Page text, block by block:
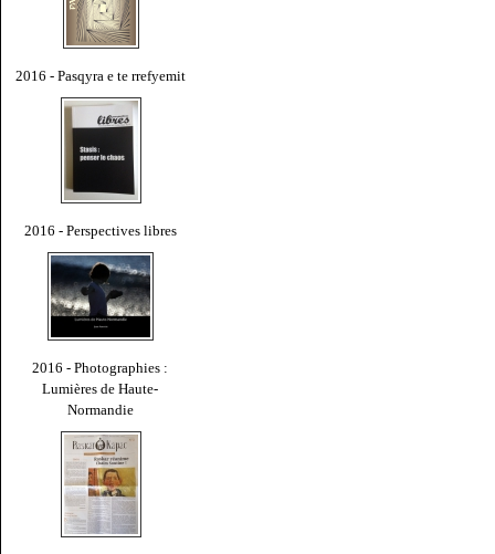
2016 - Pasqyra e te rrefyemit
2016 - Perspectives libres
2016 - Photographies :
Lumières de Haute-
Normandie